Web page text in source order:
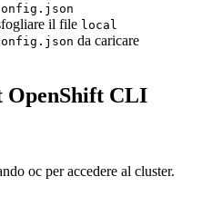
il file local
da caricare
OpenShift CLI
oc per accedere al cluster.